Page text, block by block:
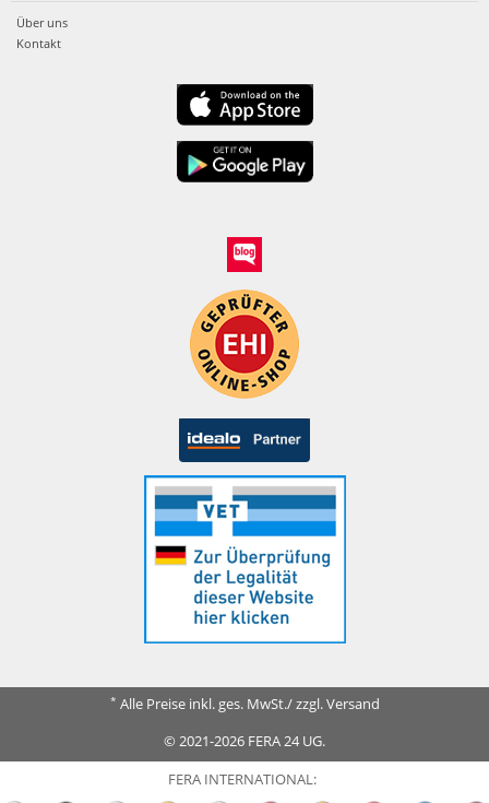
Über uns
Kontakt
* Alle Preise inkl. ges. MwSt./ zzgl. Versand
© 2021-2026 FERA 24 UG.
FERA INTERNATIONAL: